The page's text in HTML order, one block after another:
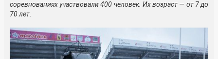
соревнованиях участвовали 400 человек. Их возраст — от 7 до
70 лет.